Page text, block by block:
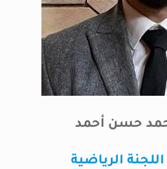
حسن أحمد
الرياضية